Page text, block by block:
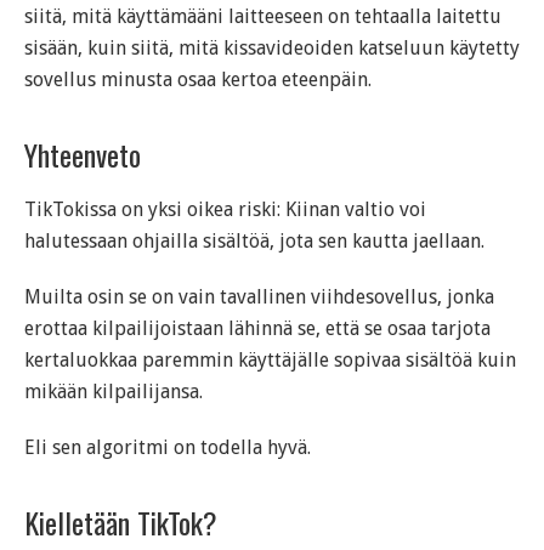
siitä, mitä käyttämääni laitteeseen on tehtaalla laitettu
sisään, kuin siitä, mitä kissavideoiden katseluun käytetty
sovellus minusta osaa kertoa eteenpäin.
Yhteenveto
TikTokissa on yksi oikea riski: Kiinan valtio voi
halutessaan ohjailla sisältöä, jota sen kautta jaellaan.
Muilta osin se on vain tavallinen viihdesovellus, jonka
erottaa kilpailijoistaan lähinnä se, että se osaa tarjota
kertaluokkaa paremmin käyttäjälle sopivaa sisältöä kuin
mikään kilpailijansa.
Eli sen algoritmi on todella hyvä.
Kielletään TikTok?